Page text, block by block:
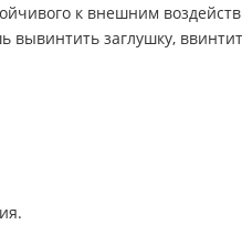
к внешним
вывинтить заглушку,